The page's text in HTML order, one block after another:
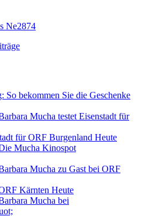
Ne2874
So bekommen Sie die Geschenke
für ORF Burgenland Heute
Kärnten Heute